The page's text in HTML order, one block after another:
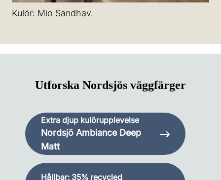
Kulör: Mio Sandhav.
Utforska Nordsjös väggfärger
Extra djup kulörupplevelse
Nordsjö Ambiance Deep
Matt
Hållbar: 35% recycled